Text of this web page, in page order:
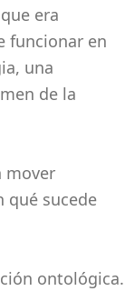
era
funcionar en
una
de la
mover
qué sucede
ontológica.